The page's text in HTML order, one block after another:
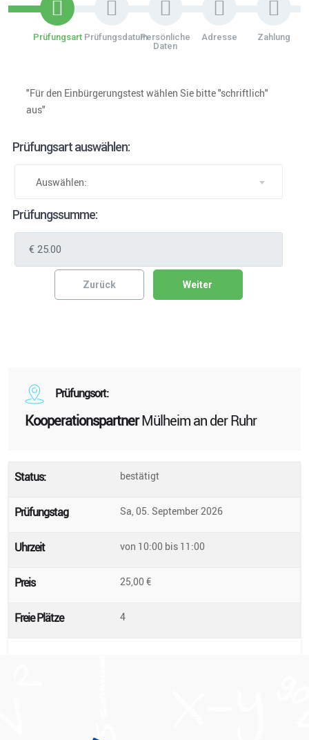
Prüfungsart PrüfungsdatumPersönliche
Daten
Adresse Zahlung
"Für den Einbürgerungstest wählen Sie bitte "schriftlich"
aus"
Prüfungsart auswählen:
Auswählen:
Prüfungssumme:
Zurück Weiter
Prüfungsort:
KooperationspartnerMülheim an der Ruhr
Status: bestätigt
Prüfungstag Sa, 05. September 2026
Uhrzeit von 10:00 bis 11:00
Preis 25,00 €
Freie Plätze 4